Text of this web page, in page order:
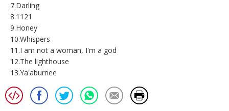
7.Darling
8.1121
9.Honey
10.Whispers
11.I am not a woman, I'm a god
12.The lighthouse
13.Ya'aburnee